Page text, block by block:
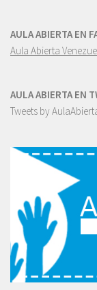
AULA ABIERTA EN
Aula Abierta
AULA ABIERTA EN
Tweets by